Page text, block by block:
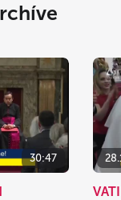
30:47